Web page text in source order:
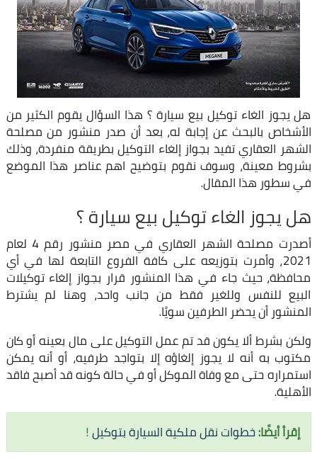
هل يجوز الغاء توكيل بيع سيارة ؟ هذا السؤال يقوم الكثير من
الأشخاص بالبحث عن إجابة له، بعد أن صدر منشور من مصلحة
الشهر العقاري تفيد بجواز إلغاء التوكيل بطريقة منفردة، وذلك
بشروط معينة، وسوف نقوم بتوضيح اهم عناصر هذا الموضع
في سطور هذا المقال.
هل يجوز الغاء توكيل بيع سيارة ؟
أصدرت مصلحة الشهر العقاري في مصر منشور رقم 4 لعام
2021، وأمرت بتوزيعه على كافة الفروع التابعة لها في أي
محافظة، حيث جاء في هذا المنشور قرار بجواز إلغاء توكيلات
البيع للنفس وللغير فقط من جانب واحد، وهنا لم يشترط
المنشور أن يحضر الطرفين سويًا.
ولكن بشرط ألا يكون قد تم عمل التوكيل على مال بعينه أو كان
مكتوب به أنه لا يجوز إلغاؤه إلا بتواجد طرفيه، أو أنه يمكن
استمراره حتى مع وفاة الموكل أو في حالة كونه قد أصبح فاقد
الأهلية.
إقرأ أيضًا:خطوات نقل ملكية السيارة بتوكيل!